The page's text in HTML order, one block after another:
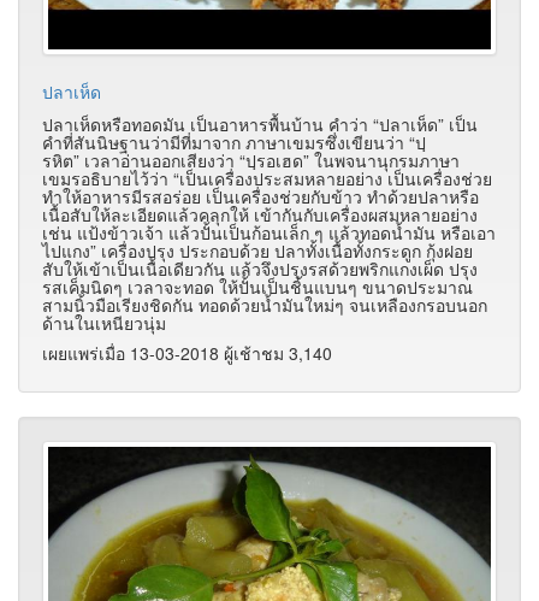
ปลาเห็ด
ปลาเห็ดหรือทอดมัน เป็นอาหารพื้นบ้าน คำว่า “ปลาเห็ด” เป็น
คำที่สันนิษฐานว่ามีที่มาจาก ภาษาเขมรซึ่งเขียนว่า “ปฺ
รหิต” เวลาอ่านออกเสียงว่า “ปฺรอเฮด” ในพจนานุกรมภาษา
เขมรอธิบายไว้ว่า “เป็นเครื่องประสมหลายอย่าง เป็นเครื่องช่วย
ทำให้อาหารมีรสอร่อย เป็นเครื่องช่วยกับข้าว ทำด้วยปลาหรือ
เนื้อสับให้ละเอียดแล้วคลุกให้ เข้ากันกับเครื่องผสมหลายอย่าง
เช่น แป้งข้าวเจ้า แล้วปั้นเป็นก้อนเล็ก ๆ แล้วทอดน้ำมัน หรือเอา
ไปแกง” เครื่องปรุง ประกอบด้วย ปลาทั้งเนื้อทั้งกระดูก กุ้งฝอย
สับให้เข้าเป็นเนื้อเดียวกัน แล้วจึงปรุงรสด้วยพริกแกงเผ็ด ปรุง
รสเค็มนิดๆ เวลาจะทอด ให้ปั้นเป็นชิ้นแบนๆ ขนาดประมาณ
สามนิ้วมือเรียงชิดกัน ทอดด้วยน้ำมันใหม่ๆ จนเหลืองกรอบนอก
ด้านในเหนียวนุ่ม
เผยแพร่เมื่อ 13-03-2018 ผู้เช้าชม 3,140